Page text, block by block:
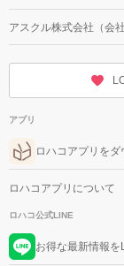
アスクル株式会社（会社
アプリ
ロハコアプリをダ
ロハコアプリについて
ロハコ公式LINE
お得な最新情報